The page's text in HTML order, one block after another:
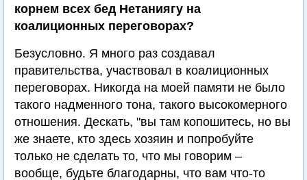
корнем всех бед Нетаниягу на
коалиционных переговорах?
Безусловно. Я много раз создавал
правительства, участвовал в коалиционных
переговорах. Никогда на моей памяти не было
такого надменного тона, такого высокомерного
отношения. Дескать, "вы там копошитесь, но вы
же знаете, кто здесь хозяин и попробуйте
только не сделать то, что мы говорим –
вообще, будьте благодарны, что вам что-то